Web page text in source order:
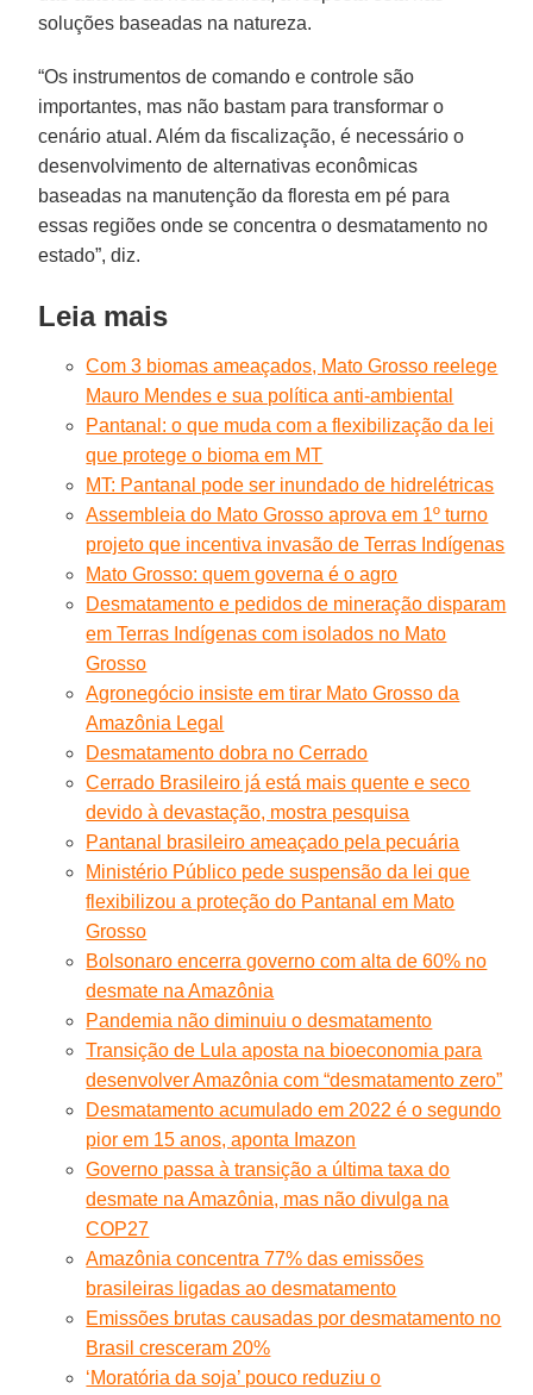
soluções baseadas na natureza.
“Os instrumentos de comando e controle são
importantes, mas não bastam para transformar o
cenário atual. Além da fiscalização, é necessário o
desenvolvimento de alternativas econômicas
baseadas na manutenção da floresta em pé para
essas regiões onde se concentra o desmatamento no
estado”, diz.
Leia mais
Com 3 biomas ameaçados, Mato Grosso reelege
Mauro Mendes e sua política anti-ambiental
Pantanal: o que muda com a flexibilização da lei
que protege o bioma em MT
MT: Pantanal pode ser inundado de hidrelétricas
Assembleia do Mato Grosso aprova em 1º turno
projeto que incentiva invasão de Terras Indígenas
Mato Grosso: quem governa é o agro
Desmatamento e pedidos de mineração disparam
em Terras Indígenas com isolados no Mato
Grosso
Agronegócio insiste em tirar Mato Grosso da
Amazônia Legal
Desmatamento dobra no Cerrado
Cerrado Brasileiro já está mais quente e seco
devido à devastação, mostra pesquisa
Pantanal brasileiro ameaçado pela pecuária
Ministério Público pede suspensão da lei que
flexibilizou a proteção do Pantanal em Mato
Grosso
Bolsonaro encerra governo com alta de 60% no
desmate na Amazônia
Pandemia não diminuiu o desmatamento
Transição de Lula aposta na bioeconomia para
desenvolver Amazônia com “desmatamento zero”
Desmatamento acumulado em 2022 é o segundo
pior em 15 anos, aponta Imazon
Governo passa à transição a última taxa do
desmate na Amazônia, mas não divulga na
COP27
Amazônia concentra 77% das emissões
brasileiras ligadas ao desmatamento
Emissões brutas causadas por desmatamento no
Brasil cresceram 20%
‘Moratória da soja’ pouco reduziu o